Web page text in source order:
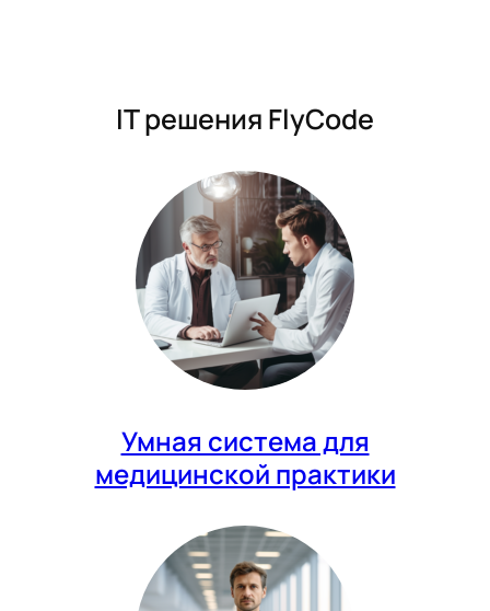
IT решения FlyCode
Умная система для
медицинской практики